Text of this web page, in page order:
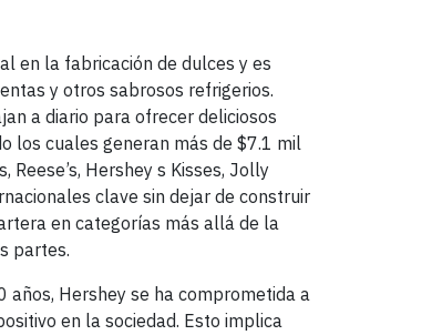
en la fabricación de dulces y es
y otros sabrosos refrigerios.
a diario para ofrecer deliciosos
los cuales generan más de $7.1 mil
Reese’s, Hershey s Kisses, Jolly
clave sin dejar de construir
en categorías más allá de la
partes.
años, Hershey se ha comprometida a
en la sociedad. Esto implica